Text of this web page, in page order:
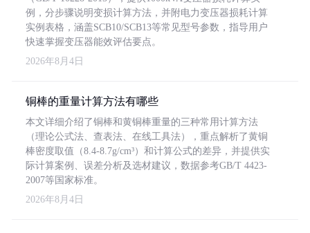
例，分步骤说明变损计算方法，并附电力变压器损耗计算
实例表格，涵盖SCB10/SCB13等常见型号参数，指导用户
快速掌握变压器能效评估要点。
2026年8月4日
铜棒的重量计算方法有哪些
本文详细介绍了铜棒和黄铜棒重量的三种常用计算方法
（理论公式法、查表法、在线工具法），重点解析了黄铜
棒密度取值（8.4-8.7g/cm³）和计算公式的差异，并提供实
际计算案例、误差分析及选材建议，数据参考GB/T 4423-
2007等国家标准。
2026年8月4日